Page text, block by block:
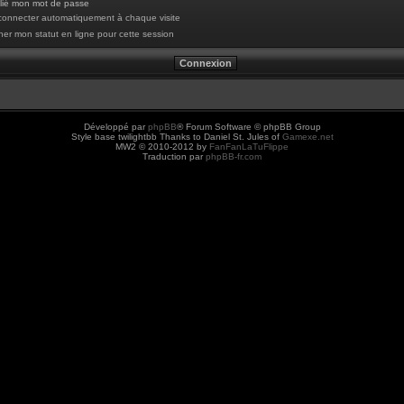
mon mot de passe
automatiquement à chaque visite
mon statut en ligne pour cette session
Développé par phpBB® Forum Software © phpBB Group
Style base twilightbb Thanks to Daniel St. Jules of Gamexe.net
MW2 © 2010-2012 by FanFanLaTuFlippe
Traduction par phpBB-fr.com